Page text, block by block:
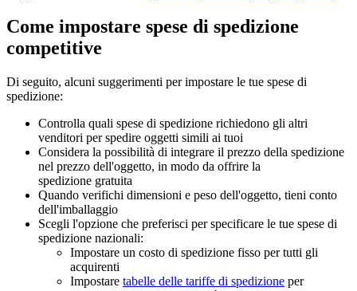
Come impostare spese di spedizione
competitive
Di seguito, alcuni suggerimenti per impostare le tue spese di
spedizione:
Controlla quali spese di spedizione richiedono gli altri
venditori per spedire oggetti simili ai tuoi
Considera la possibilità di integrare il prezzo della spedizione
nel prezzo dell'oggetto, in modo da offrire la
spedizione gratuita
Quando verifichi dimensioni e peso dell'oggetto, tieni conto
dell'imballaggio
Scegli l'opzione che preferisci per specificare le tue spese di
spedizione nazionali:
Impostare un costo di spedizione fisso per tutti gli
acquirenti
Impostare tabelle delle tariffe di spedizione per